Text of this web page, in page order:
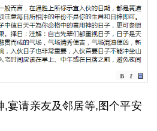
,宴请亲友及邻居等,图个平安